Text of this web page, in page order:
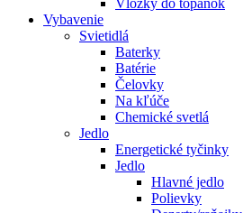
Vybavenie
Svietidlá
Baterky
Batérie
Čelovky
Na kľúče
Chemické svetlá
Jedlo
Energetické tyčinky
Jedlo
Hlavné jedlo
Polievky